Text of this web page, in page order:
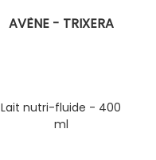
AVÈNE - TRIXERA
Lait nutri-fluide - 400
ml